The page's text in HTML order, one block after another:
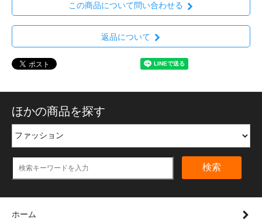
この商品について問い合わせる
返品について
ほかの商品を探す
検索
ホーム